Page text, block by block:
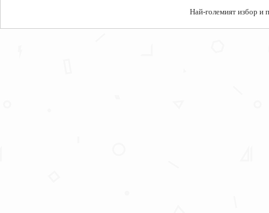
Най-големият избор и